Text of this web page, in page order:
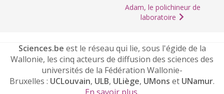
Adam, le polichineur de
laboratoire
Sciences.be est le réseau qui lie, sous l'égide de la
Wallonie, les cinq acteurs de diffusion des sciences des
universités de la Fédération Wallonie-
Bruxelles : UCLouvain, ULB, ULiège, UMons et UNamur.